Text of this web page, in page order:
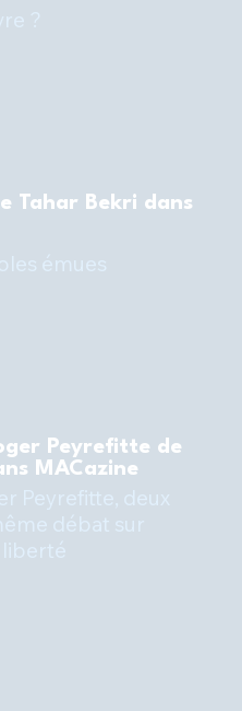
Tahar Bekri dans
Peyrefitte de
MACazine